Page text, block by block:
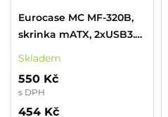
Eurocase MC MF-320B,
skrinka mATX, 2xUSB3.0,
čierna
Skladem
550 Kč
s DPH
454 Kč